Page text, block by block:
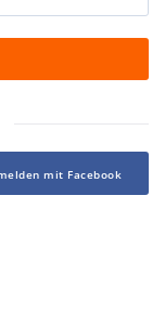
Login with Facebook